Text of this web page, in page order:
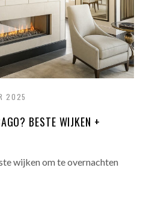
2025
BESTE WIJKEN +
wijken om te overnachten